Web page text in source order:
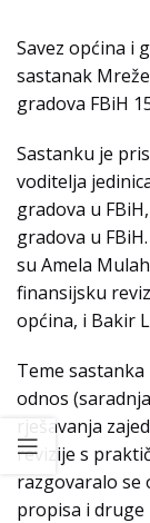
Savez općina i
sastanak
gradova FBiH
Sastanku je
voditelja
gradova u
gradova u
su Amela
finansijsku
općina, i Bakir
Teme
odnos
rješavanja
revizije s
razgovaralo se
propisa i